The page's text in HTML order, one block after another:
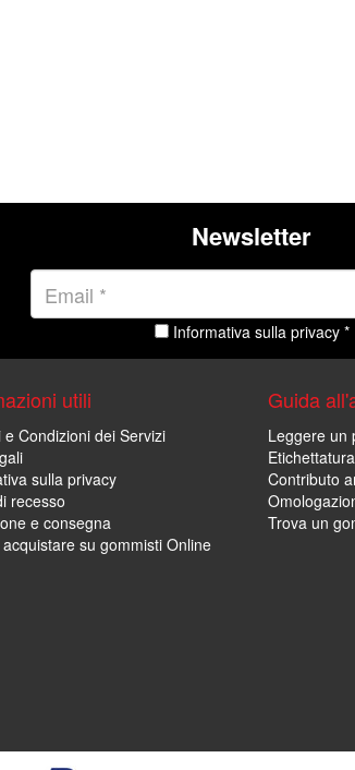
Newsletter
Informativa sulla privacy *
utili
e Condizioni dei Servizi
sulla privacy
recesso
e consegna
su gommisti Online
Guida
Leggere un
Contributo
Trova un